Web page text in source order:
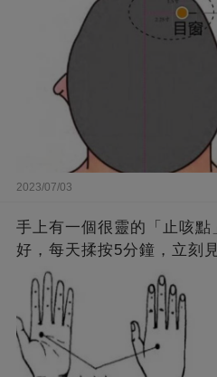
2023/07/03
手上有一個很靈的「止咳
好，每天揉按5分鐘，立刻